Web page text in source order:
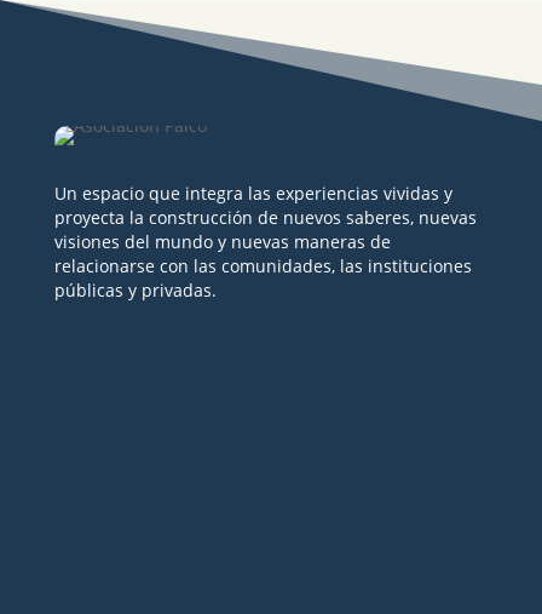
Un espacio que integra las experiencias vividas y
proyecta la construcción de nuevos saberes, nuevas
visiones del mundo y nuevas maneras de
relacionarse con las comunidades, las instituciones
públicas y privadas.